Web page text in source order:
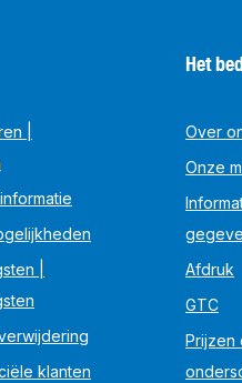
|
|
klanten
Het
Over
Onze
Afdruk
GTC
Prijzen